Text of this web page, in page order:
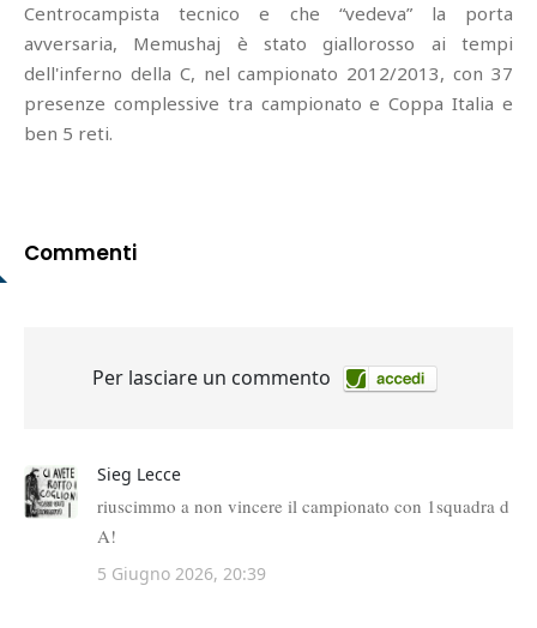
Centrocampista tecnico e che “vedeva” la porta
avversaria, Memushaj è stato giallorosso ai tempi
dell'inferno della C, nel campionato 2012/2013, con 37
presenze complessive tra campionato e Coppa Italia e
ben 5 reti.
Commenti